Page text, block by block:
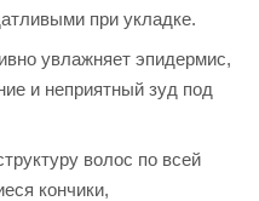
при укладке.
увлажняет эпидермис,
и неприятный зуд под
волос по всей
кончики,